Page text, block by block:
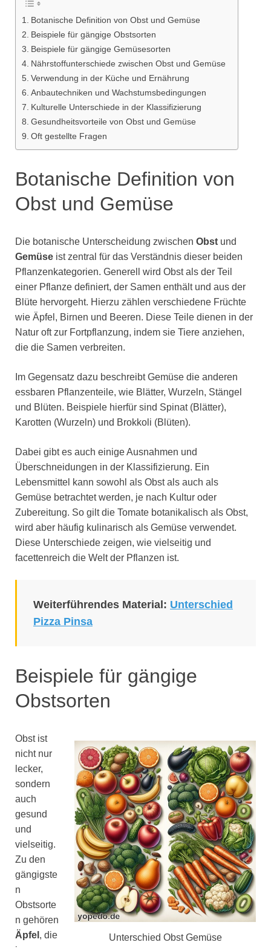
Botanische Definition von Obst und Gemüse
Beispiele für gängige Obstsorten
Beispiele für gängige Gemüsesorten
Nährstoffunterschiede zwischen Obst und Gemüse
Verwendung in der Küche und Ernährung
Anbautechniken und Wachstumsbedingungen
Kulturelle Unterschiede in der Klassifizierung
Gesundheitsvorteile von Obst und Gemüse
Oft gestellte Fragen
Botanische Definition von
Obst und Gemüse
Die botanische Unterscheidung zwischen Obst und
Gemüse ist zentral für das Verständnis dieser beiden
Pflanzenkategorien. Generell wird Obst als der Teil
einer Pflanze definiert, der Samen enthält und aus der
Blüte hervorgeht. Hierzu zählen verschiedene Früchte
wie Äpfel, Birnen und Beeren. Diese Teile dienen in der
Natur oft zur Fortpflanzung, indem sie Tiere anziehen,
die die Samen verbreiten.
Im Gegensatz dazu beschreibt Gemüse die anderen
essbaren Pflanzenteile, wie Blätter, Wurzeln, Stängel
und Blüten. Beispiele hierfür sind Spinat (Blätter),
Karotten (Wurzeln) und Brokkoli (Blüten).
Dabei gibt es auch einige Ausnahmen und
Überschneidungen in der Klassifizierung. Ein
Lebensmittel kann sowohl als Obst als auch als
Gemüse betrachtet werden, je nach Kultur oder
Zubereitung. So gilt die Tomate botanikalisch als Obst,
wird aber häufig kulinarisch als Gemüse verwendet.
Diese Unterschiede zeigen, wie vielseitig und
facettenreich die Welt der Pflanzen ist.
Weiterführendes Material: Unterschied
Pizza Pinsa
Beispiele für gängige
Obstsorten
Unterschied Obst Gemüse
Obst ist
nicht nur
lecker,
sondern
auch
gesund
und
vielseitig.
Zu den
gängigste
n
Obstsorte
n gehören
Äpfel , die